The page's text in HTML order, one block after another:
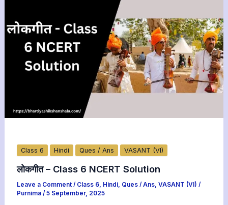
Class 6 Hindi Ques / Ans VASANT (VI)
लोकगीत – Class 6 NCERT Solution
Leave a Comment / Class 6, Hindi, Ques / Ans,VASANT (VI) /
Purnima/5 September, 2025